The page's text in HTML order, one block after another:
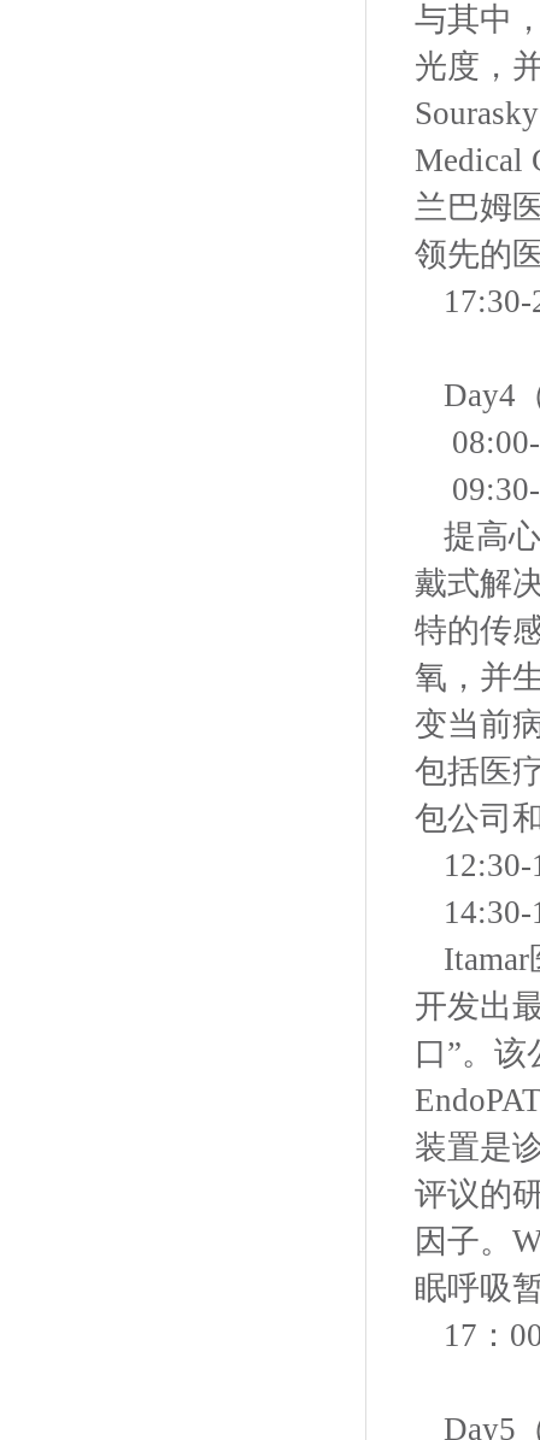
与其中
光度，
Medical
兰巴姆
领先的
Day4
提高
戴式解
特的传
氧，并
变当前
包括医
包公司
开发出
口”。
装置是
评议的
因子。
眠呼吸
17：
Day5